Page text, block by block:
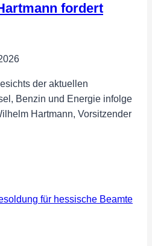
fordert
der aktuellen
Benzin und Energie infolge
Hartmann, Vorsitzender